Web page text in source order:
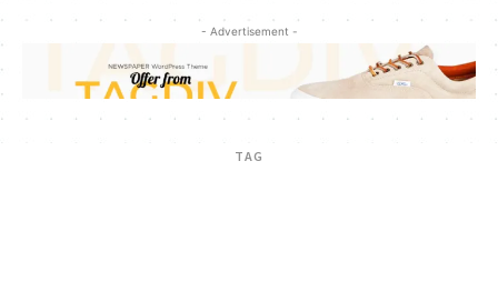
- Advertisement -
TAG